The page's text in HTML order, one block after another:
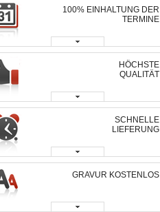
100% EINHALTUNG DER
TERMINE
HÖCHSTE
QUALITÄT
SCHNELLE
LIEFERUNG
GRAVUR KOSTENLOS